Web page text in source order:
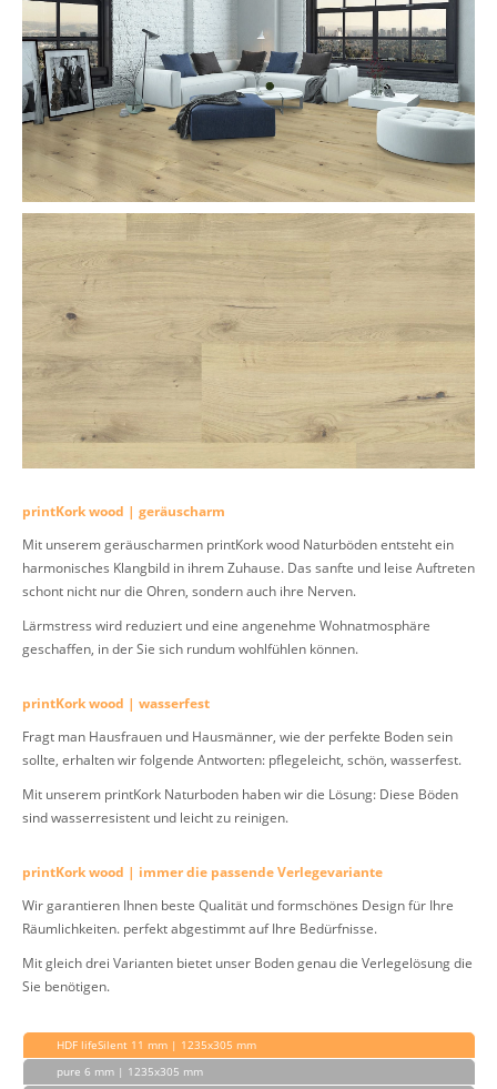
printKork wood | geräuscharm
Mit unserem geräuscharmen printKork wood Naturböden entsteht ein
harmonisches Klangbild in ihrem Zuhause. Das sanfte und leise Auftreten
schont nicht nur die Ohren, sondern auch ihre Nerven.
Lärmstress wird reduziert und eine angenehme Wohnatmosphäre
geschaffen, in der Sie sich rundum wohlfühlen können.
printKork wood | wasserfest
Fragt man Hausfrauen und Hausmänner, wie der perfekte Boden sein
sollte, erhalten wir folgende Antworten: pflegeleicht, schön, wasserfest.
Mit unserem printKork Naturboden haben wir die Lösung: Diese Böden
sind wasserresistent und leicht zu reinigen.
printKork wood | immer die passende Verlegevariante
Wir garantieren Ihnen beste Qualität und formschönes Design für Ihre
Räumlichkeiten. perfekt abgestimmt auf Ihre Bedürfnisse.
Mit gleich drei Varianten bietet unser Boden genau die Verlegelösung die
Sie benötigen.
HDF lifeSilent 11 mm | 1235x305 mm
pure 6 mm | 1235x305 mm